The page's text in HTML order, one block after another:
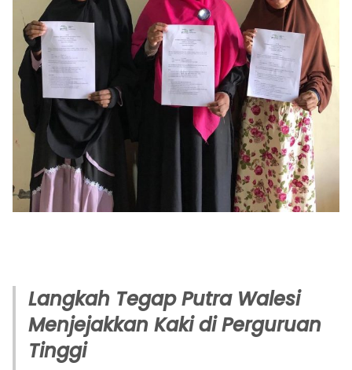
Langkah Tegap Putra Walesi
Menjejakkan Kaki di Perguruan
Tinggi